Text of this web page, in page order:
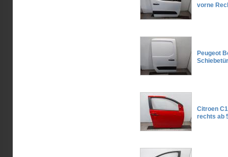
vorne
Peugeot
Citroen
rechts ab